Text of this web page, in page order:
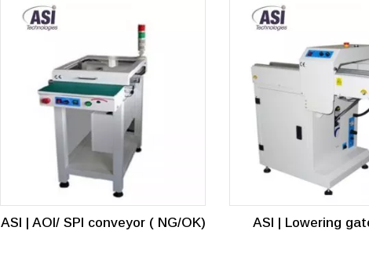
ASI | Lowering
ASI | AOI/ SPI conveyor ( NG/OK)